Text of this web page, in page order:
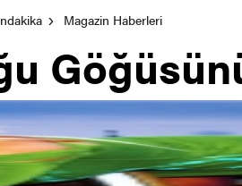
Magazin Haberleri